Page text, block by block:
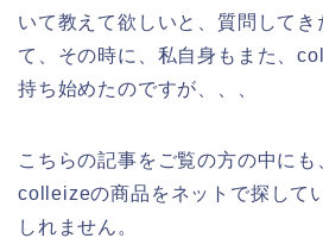
いて教えて欲しいと、質問してき
て、その時に、私自身もまた、
持ち始めたのですが、、、
こちらの記事をご覧の方の中にも
colleizeの商品をネットで探して
しれません。